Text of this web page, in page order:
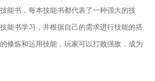
能书，每本技能书都代表了一种强大的技
能书学习，并根据自己的需求进行技能的搭
修炼和运用技能，玩家可以打败强敌，成为